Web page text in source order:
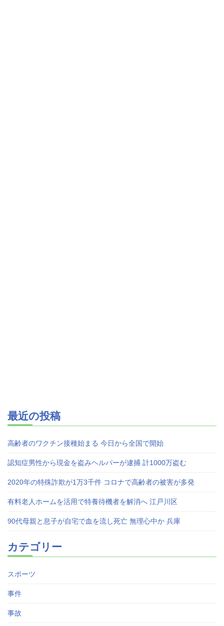
最近の投稿
高齢者のワクチン接種始まる 今日から全国で開始
認知症男性から現金を盗みヘルパーが逮捕 計1000万盗む
2020年の特殊詐欺が1万3千件 コロナで高齢者の被害が多発
有料老人ホームを活用で特養待機者を解消へ 江戸川区
90代母親と息子が自宅で血を流し死亡 無理心中か 兵庫
カテゴリー
スポーツ
事件
事故